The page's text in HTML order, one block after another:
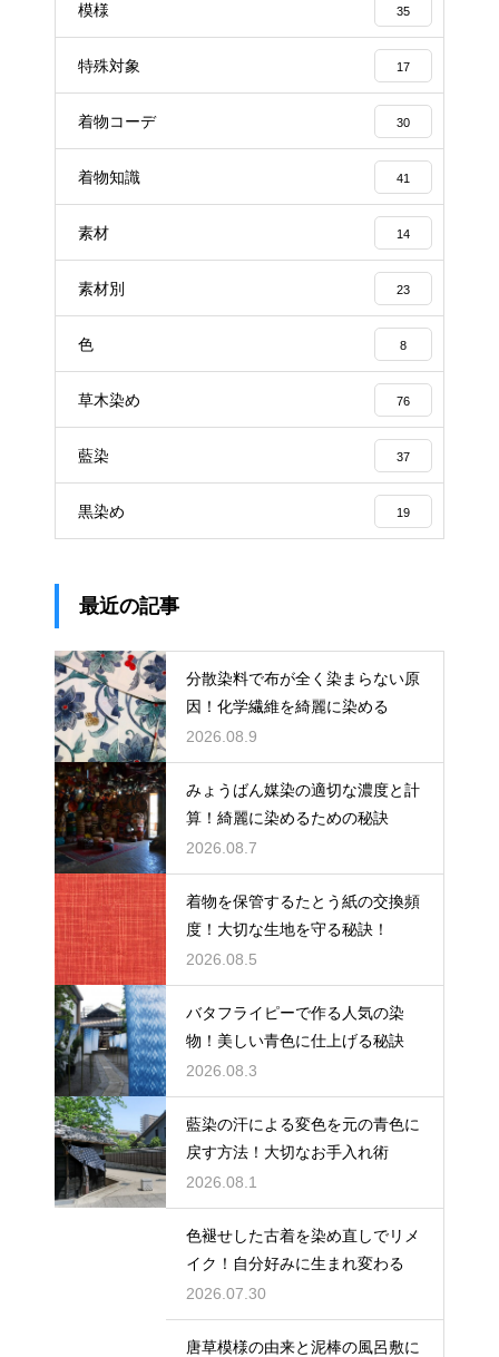
模様 35
特殊対象 17
着物コーデ 30
着物知識 41
素材 14
素材別 23
色 8
草木染め 76
藍染 37
黒染め 19
最近の記事
分散染料で布が全く染まらない原
因！化学繊維を綺麗に染める
2026.08.9
みょうばん媒染の適切な濃度と計
算！綺麗に染めるための秘訣
2026.08.7
着物を保管するたとう紙の交換頻
度！大切な生地を守る秘訣！
2026.08.5
バタフライピーで作る人気の染
物！美しい青色に仕上げる秘訣
2026.08.3
藍染の汗による変色を元の青色に
戻す方法！大切なお手入れ術
2026.08.1
色褪せした古着を染め直しでリメ
イク！自分好みに生まれ変わる
2026.07.30
唐草模様の由来と泥棒の風呂敷に